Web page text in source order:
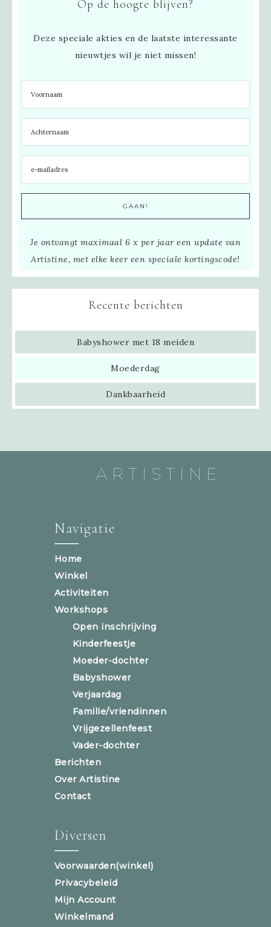
Op de hoogte blijven?
Deze speciale akties en de laatste interessante
nieuwtjes wil je niet missen!
Je ontvangt maximaal 6 x per jaar een update van
Artistine, met elke keer een speciale kortingscode!
Recente berichten
Babyshower met 18 meiden
Moederdag
Dankbaarheid
ARTISTINE
Navigatie
Home
Winkel
Activiteiten
Workshops
Open inschrijving
Kinderfeestje
Moeder-dochter
Babyshower
Verjaardag
Familie/vriendinnen
Vrijgezellenfeest
Vader-dochter
Berichten
Over Artistine
Contact
Diversen
Voorwaarden(winkel)
Privacybeleid
Mijn Account
Winkelmand